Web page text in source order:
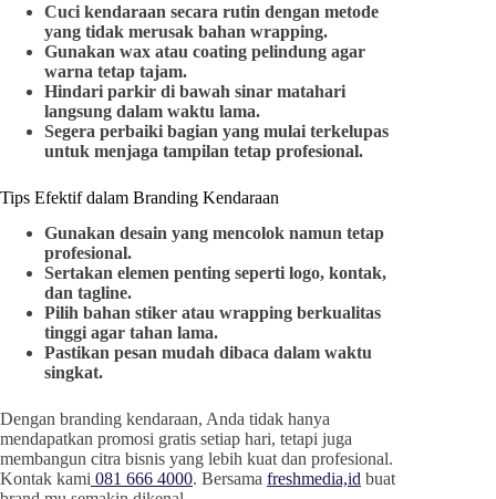
Cuci kendaraan secara rutin dengan metode
yang tidak merusak bahan wrapping.
Gunakan wax atau coating pelindung agar
warna tetap tajam.
Hindari parkir di bawah sinar matahari
langsung dalam waktu lama.
Segera perbaiki bagian yang mulai terkelupas
untuk menjaga tampilan tetap profesional.
Tips Efektif dalam Branding Kendaraan
Gunakan desain yang mencolok namun tetap
profesional.
Sertakan elemen penting seperti logo, kontak,
dan tagline.
Pilih bahan stiker atau wrapping berkualitas
tinggi agar tahan lama.
Pastikan pesan mudah dibaca dalam waktu
singkat.
Dengan branding kendaraan, Anda tidak hanya
mendapatkan promosi gratis setiap hari, tetapi juga
membangun citra bisnis yang lebih kuat dan profesional.
Kontak kami 081 666 4000. Bersama freshmedia,id buat